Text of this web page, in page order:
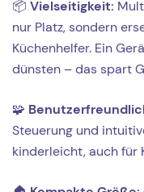
📦 Vielseitigkeit:
nur Platz, sondern
Küchenhelfer. Ein
dünsten – das spart
🧩
Steuerung und
kinderleicht, auch für